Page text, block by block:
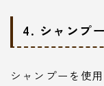
4. シャンプ
シャンプーを使